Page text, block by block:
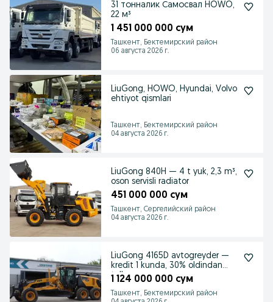
31 тонналик Самосвал HOWO,
22 м³
1 451 000 000 сум
Ташкент, Бектемирский район
06 августа 2026 г.
LiuGong, HOWO, Hyundai, Volvo
ehtiyot qismlari
Ташкент, Бектемирский район
04 августа 2026 г.
LiuGong 840H — 4 t yuk, 2,3 m³,
oson servisli radiator
451 000 000 сум
Ташкент, Сергелийский район
04 августа 2026 г.
LiuGong 4165D avtogreyder —
kredit 1 kunda, 30% oldindan
to'lov
1 124 000 000 сум
Ташкент, Бектемирский район